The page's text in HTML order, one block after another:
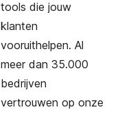
tools die jouw
klanten
vooruithelpen. Al
meer dan 35.000
bedrijven
vertrouwen op onze